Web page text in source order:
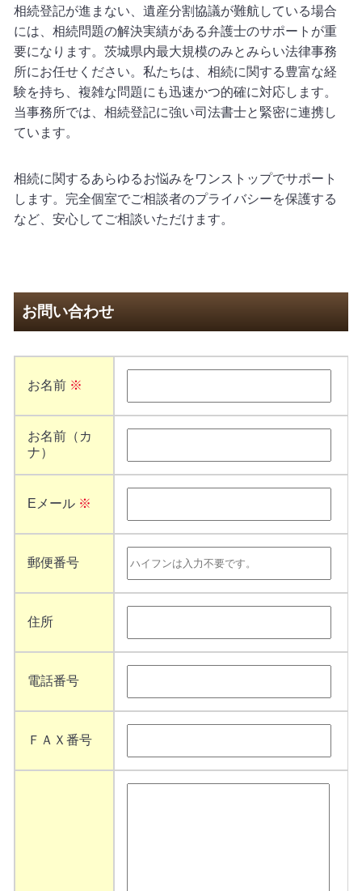
相続登記が進まない、遺産分割協議が難航している場合
には、相続問題の解決実績がある弁護士のサポートが重
要になります。茨城県内最大規模のみとみらい法律事務
所にお任せください。私たちは、相続に関する豊富な経
験を持ち、複雑な問題にも迅速かつ的確に対応します。
当事務所では、相続登記に強い司法書士と緊密に連携し
ています。
相続に関するあらゆるお悩みをワンストップでサポート
します。完全個室でご相談者のプライバシーを保護する
など、安心してご相談いただけます。
お問い合わせ
お名前 ※
お名前（カ
ナ）
Eメール ※
郵便番号
住所
電話番号
ＦＡＸ番号